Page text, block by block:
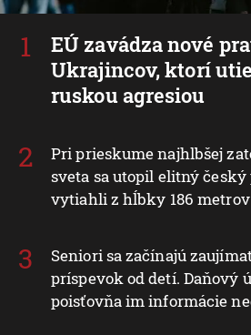
EÚ zavádza nové
Ukrajincov, ktorí
ruskou agresiou
Pri prieskume najhlbšej
sveta sa utopil elitný český
vytiahli z hĺbky 186 metrov
Seniori sa začínajú
príspevok od detí. Daňový
poisťovňa im informácie